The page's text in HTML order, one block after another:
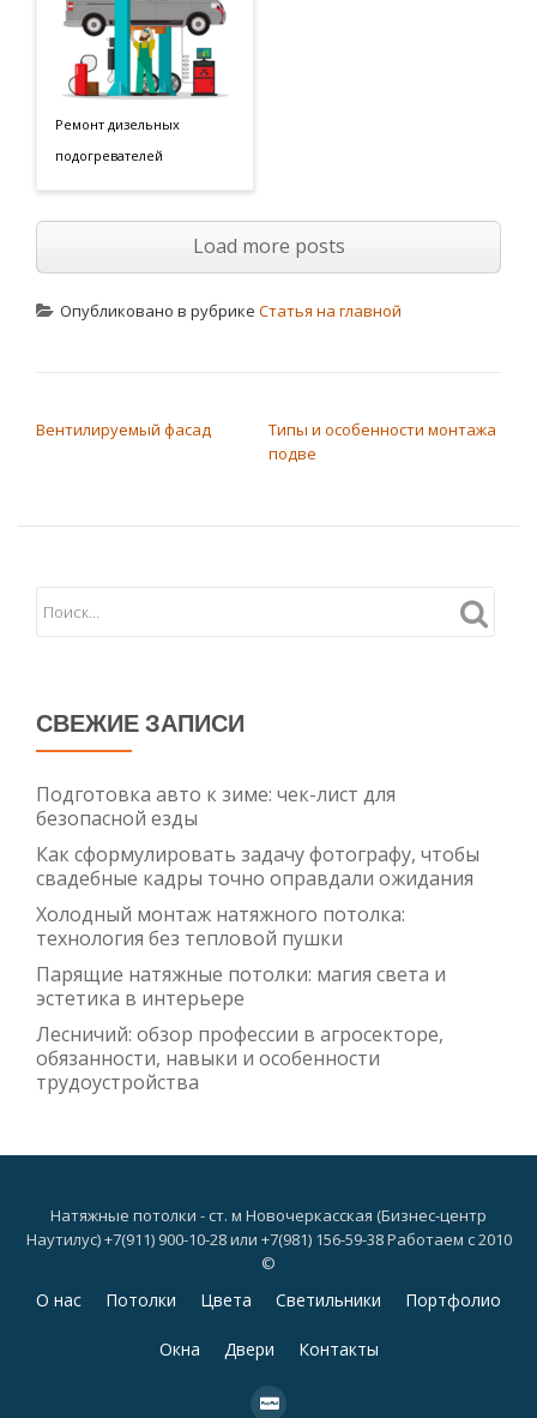
Ремонт дизельных
подогревателей
Load more posts
Опубликовано в рубрике Статья на главной
Вентилируемый фасад
Типы и особенности монтажа
подве
СВЕЖИЕ ЗАПИСИ
Подготовка авто к зиме: чек-лист для
безопасной езды
Как сформулировать задачу фотографу, чтобы
свадебные кадры точно оправдали ожидания
Холодный монтаж натяжного потолка:
технология без тепловой пушки
Парящие натяжные потолки: магия света и
эстетика в интерьере
Лесничий: обзор профессии в агросекторе,
обязанности, навыки и особенности
трудоустройства
Натяжные потолки - ст. м Новочеркасская (Бизнес-центр
Наутилус) +7(911) 900-10-28 или +7(981) 156-59-38 Работаем с 2010
©
Дополнительное
О нас Потолки Цвета Светильники Портфолио
Окна Двери Контакты
fa-